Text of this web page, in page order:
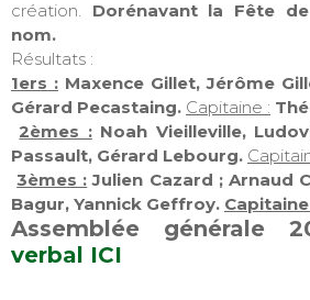
création. Dorénavant la Fête
nom.
Résultats :
1ers : Maxence Gillet, Jérôme
Gérard Pecastaing. Capitaine :
2èmes :Noah Vieilleville,
Passault, Gérard Lebourg.
3èmes : Julien Cazard ; Arnaud
Bagur, Yannick Geffroy.
Assemblée générale
verbal ICI